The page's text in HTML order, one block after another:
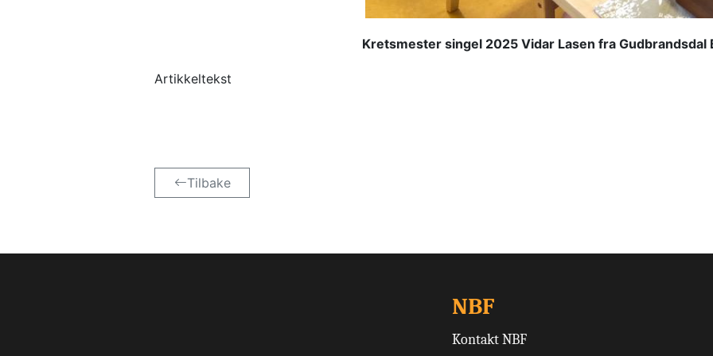
Kretsmester singel 2025 Vidar Lasen fra Gudbrandsdal
Artikkeltekst
Tilbake
NBF
Kontakt NBF